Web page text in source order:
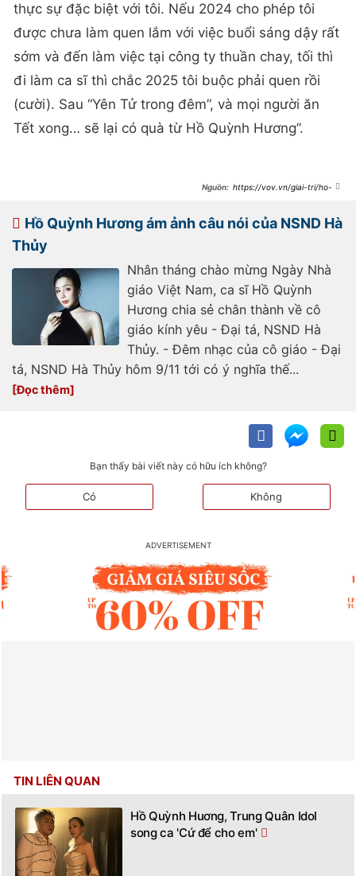
thực sự đặc biệt với tôi. Nếu 2024 cho phép tôi
được chưa làm quen lắm với việc buổi sáng dậy rất
sớm và đến làm việc tại công ty thuần chay, tối thì
đi làm ca sĩ thì chắc 2025 tôi buộc phải quen rồi
(cười). Sau “Yên Tử trong đêm”, và mọi người ăn
Tết xong… sẽ lại có quà từ Hồ Quỳnh Hương”.
https://vov.vn/giai-tri/ho-
post1150037.vov
Hồ Quỳnh Hương ám ảnh câu nói của NSND Hà
Thủy
Nhân tháng chào mừng Ngày Nhà
giáo Việt Nam, ca sĩ Hồ Quỳnh
Hương chia sẻ chân thành về cô
giáo kính yêu - Đại tá, NSND Hà
Thủy. - Đêm nhạc của cô giáo - Đại
tá, NSND Hà Thủy hôm 9/11 tới có ý nghĩa thế...
Bạn thấy bài viết này có hữu ích không?
Có Không
TIN LIÊN QUAN
Hồ Quỳnh Huơng, Trung Quân Idol
song ca 'Cứ để cho em'